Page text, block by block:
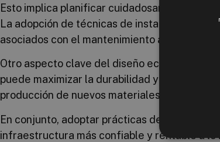
Esto implica planificar cuidadosamente la
La adopción de técnicas de instalación
asociados con el mantenimiento a largo
Otro aspecto clave del diseño ecológico es
puede maximizar la durabilidad y minimizar
producción de nuevos materiales, sino que
En conjunto, adoptar prácticas de diseño
infraestructura más confiable y rentable a lo